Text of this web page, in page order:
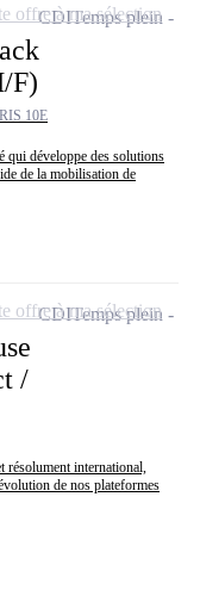
F)
10E
qui développe des solutions
de la mobilisation de
CDITemps plein
offre à ma sélection
/
résolument international,
de nos plateformes
CDITemps plein
offre à ma sélection